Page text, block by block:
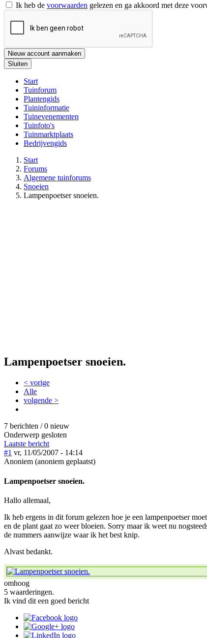
Ik heb de voorwaarden gelezen en ga akkoord met deze
Nieuw account aanmaken
Sluiten
Start
Tuinforum
Plantengids
Tuininformatie
Tuinevenementen
Tuinfoto's
Tuinmarktplaats
Bedrijvengids
Start
Forums
Algemene tuinforums
Snoeien
Lampenpoetser snoeien.
Lampenpoetser snoeien.
< vorige
Alle
volgende >
7 berichten / 0 nieuw
Onderwerp gesloten
Laatste bericht
#1 vr, 11/05/2007 - 14:14
Anoniem (anoniem geplaatst)
Lampenpoetser snoeien.
Hallo allemaal,
Ik heb ergens in dit forum gelezen hoe je een lampenpoetser
en de plant gaat zo weer bloeien. Sorry maar ik weet nu
de nummers aanwijze waar ik het best knip.
Alvast bedankt.
omhoog
5 waarderingen.
Ik vind dit een goed bericht